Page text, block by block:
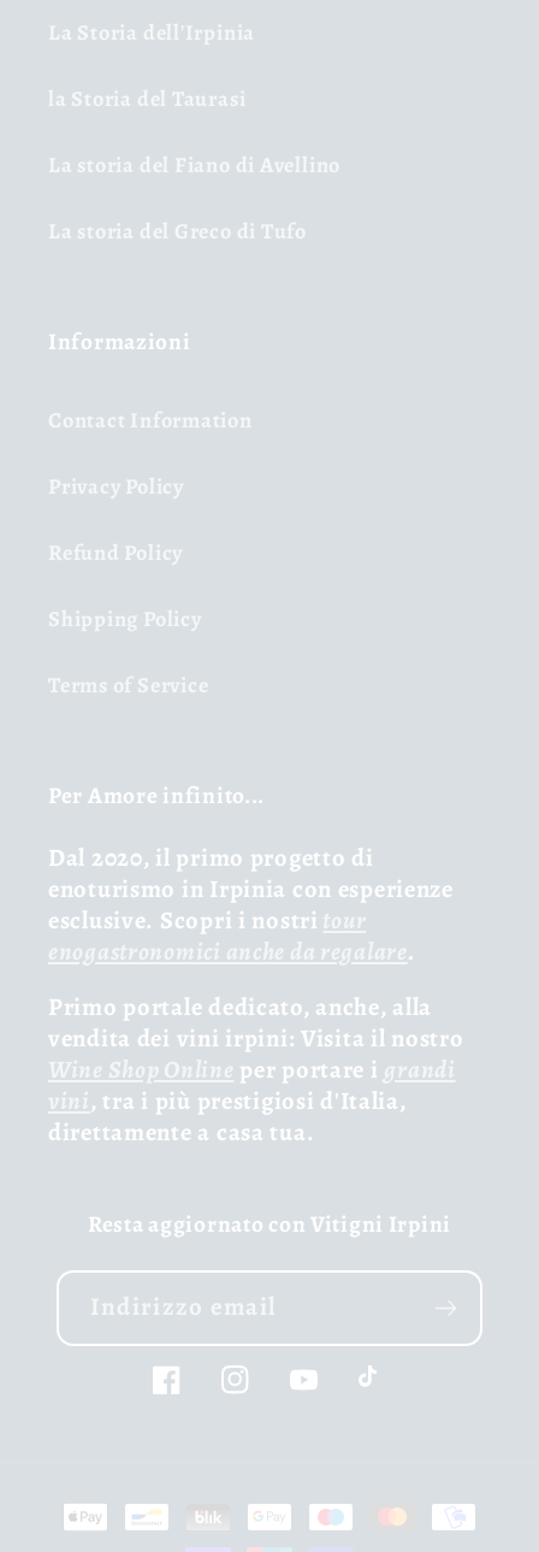
La Storia dell'Irpinia
la Storia del Taurasi
La storia del Fiano di Avellino
La storia del Greco di Tufo
Informazioni
Contact Information
Privacy Policy
Refund Policy
Shipping Policy
Terms of Service
Per Amore infinito...
Dal 2020, il primo progetto di
enoturismo in Irpinia con esperienze
esclusive. Scopri i nostri tour
enogastronomici anche da regalare.
Primo portale dedicato, anche, alla
vendita dei vini irpini: Visita il nostro
Wine Shop Online per portare i grandi
vini, tra i più prestigiosi d'Italia,
direttamente a casa tua.
Resta aggiornato con Vitigni Irpini
Indirizzo email
FacebookInstagramYouTubeTikTok
Metodi
di